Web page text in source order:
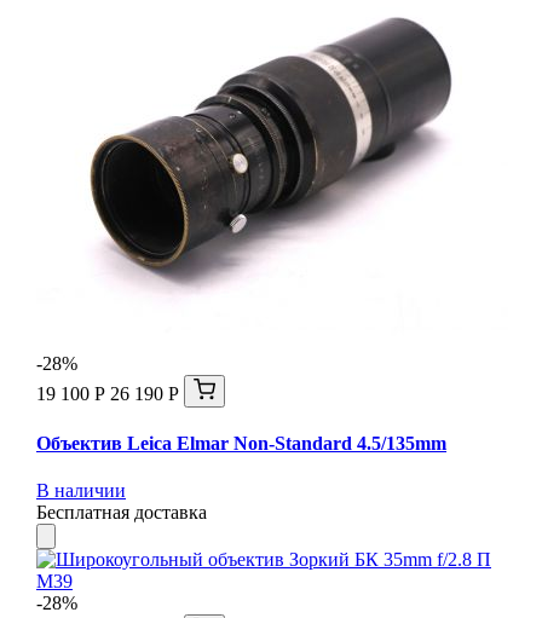
-28%
19 100 Р 26 190 Р
Объектив Leica Elmar Non-Standard 4.5/135mm
В наличии
Бесплатная доставка
-28%